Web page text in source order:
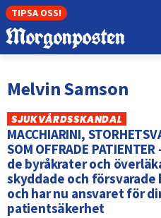
TIPSA OSS!
Melvin Samson
SJUKVÅRDSSKANDAL
MACCHIARINI,
SOM OFFRADE
de byråkrater och
skyddade och
och har nu ansvaret för
patientsäkerhet